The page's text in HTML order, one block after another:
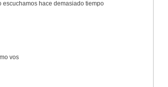
escuchamos hace demasiado tiempo
vos